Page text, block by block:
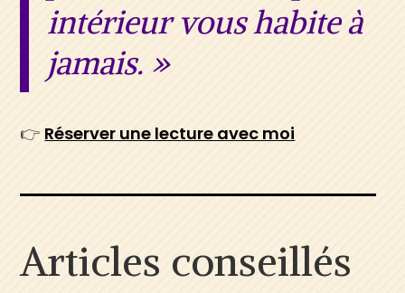
intérieur vous habite à
jamais. »
👉 Réserver une lecture avec moi
Articles conseillés